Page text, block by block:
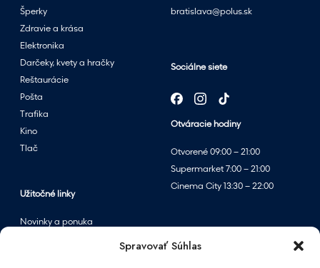
Spravovať Súhlas
v
ý
p
r
e
d
a
j
o
p
r
bratislava@polus.sk
Sociálne siete
Otváracie hodiny
Otvorené 09:00 – 21:00
Supermarket 7:00 – 21:00
Cinema City 13:30 – 22:00
Šperky
Zdravie a krása
Elektronika
Darčeky, kvety a hračky
Reštaurácie
Pošta
Trafika
Kino
Tlač
Užitočné linky
Novinky a ponuka